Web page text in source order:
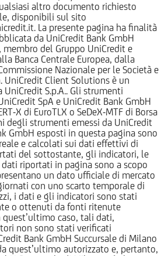
altro documento richiesto
disponibili sul sito
La presente pagina ha finalità
da UniCredit Bank GmbH
membro del Gruppo UniCredit e
Banca Centrale Europea, dalla
Nazionale per le Società e
UniCredit Client Solutions è un
S.p.A.. Gli strumenti
SpA e UniCredit Bank GmbH
X di EuroTLX o SeDeX-MTF di Borsa
degli strumenti emessi da UniCredit
GmbH esposti in questa pagina sono
e calcolati sui dati effettivi di
del sottostante, gli indicatori, le
riportati in pagina sono a scopo
un dato ufficiale di mercato
con uno scarto temporale di
i dati e gli indicatori sono stati
o ottenuti da fonti ritenute
caso, tali dati,
non sono stati verificati
Bank GmbH Succursale di Milano
quest’ultimo autorizzato e, pertanto,